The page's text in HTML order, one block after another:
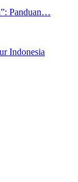
Panduan…
Indonesia